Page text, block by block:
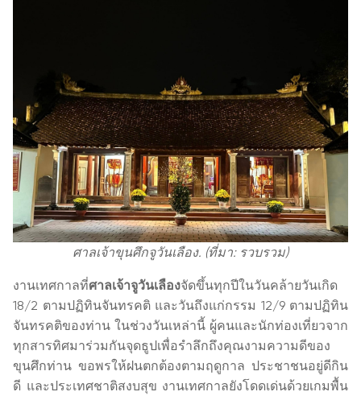
ศาลเจ้าขุนศึกจูวันเลือง. (ที่มา: รวบรวม)
งานเทศกาลที่ศาลเจ้าจูวันเลืองจัดขึ้นทุกปีในวันคล้ายวันเกิด
18/2 ตามปฏิทินจันทรคติ และวันถึงแก่กรรม 12/9 ตามปฏิทิน
จันทรคติของท่าน ในช่วงวันเหล่านี้ ผู้คนและนักท่องเที่ยวจาก
ทุกสารทิศมาร่วมกันจุดธูปเพื่อรำลึกถึงคุณงามความดีของ
ขุนศึกท่าน ขอพรให้ฝนตกต้องตามฤดูกาล ประชาชนอยู่ดีกิน
ดี และประเทศชาติสงบสุข งานเทศกาลยังโดดเด่นด้วยเกมพื้น